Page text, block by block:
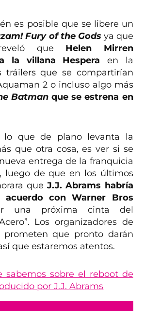
es posible que se libere un
Fury of the Godsya que
que Helen Mirren
la villana Hespera en la
tráilers que se compartirían
2 o incluso algo más
Batmanque se estrena en
lo que de plano levanta la
que otra cosa, es ver si se
entrega de la franquicia
, luego de que en los últimos
queJ.J. Abrams habría
con Warner Bros
una próxima cinta del
Los organizadores de
prometen que pronto darán
que estaremos atentos.
sabemos sobre el reboot de
por J.J. Abrams